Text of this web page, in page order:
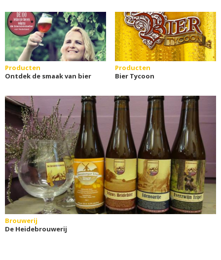
Producten
Ontdek de smaak van bier
Producten
Bier Tycoon
Brouwerij
De Heidebrouwerij